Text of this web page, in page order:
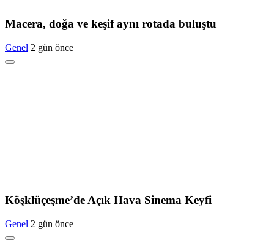
Macera, doğa ve keşif aynı rotada buluştu
Genel 2 gün önce
Köşklüçeşme’de Açık Hava Sinema Keyfi
Genel 2 gün önce